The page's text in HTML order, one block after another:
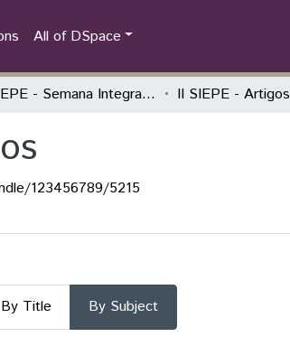
All of DSpace
II SIEPE - Semana Integrada de Ensino, Pesquisa e Extensão
123456789/5215
By Title By Subject